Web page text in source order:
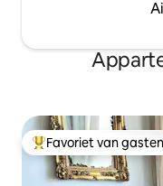
Topfavoriet van
Favoriet van gasten